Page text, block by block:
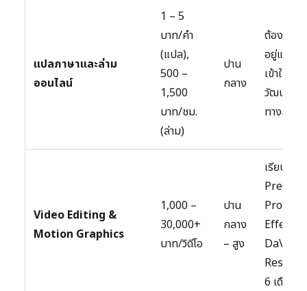
แปลภาษาและล่าม
ออนไลน์
1 – 5
บาท/คำ
(แปล),
500 –
1,500
บาท/ชม.
(ล่าม)
ปาน
กลาง
ต้องเก่ง
อยู่แล้ว แ
เข้าใจ
วัฒนธรร
ทางธุรกิจ
Video Editing &
Motion Graphics
1,000 –
30,000+
บาท/วิดีโอ
ปาน
กลาง
– สูง
เรียน
Pro,
Effects,
DaVinci
6 เดือน